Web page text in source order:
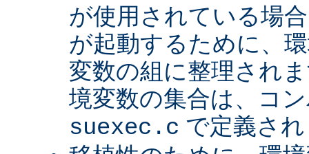
が使用されている場
が起動するために、
変数の組に整理され
境変数の集合は、コ
suexec.c で定義さ